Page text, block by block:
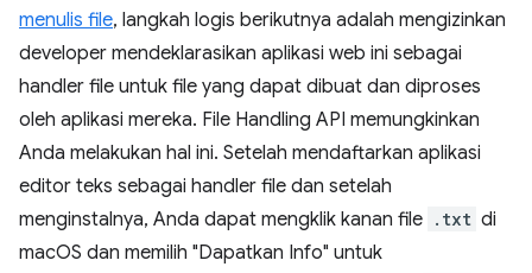
menulis file, langkah logis berikutnya adalah mengizinkan
developer mendeklarasikan aplikasi web ini sebagai
handler file untuk file yang dapat dibuat dan diproses
oleh aplikasi mereka. File Handling API memungkinkan
Anda melakukan hal ini. Setelah mendaftarkan aplikasi
editor teks sebagai handler file dan setelah
menginstalnya, Anda dapat mengklik kanan file .txt di
macOS dan memilih "Dapatkan Info" untuk